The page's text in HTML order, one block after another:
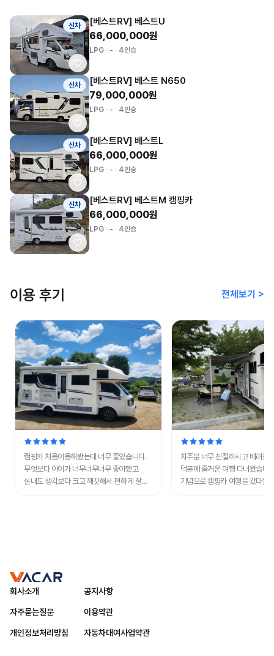
신차 [베스트RV] 베스트U
66,000,000원
LPG - 4인승
신차 [베스트RV] 베스트 N650
79,000,000원
LPG - 4인승
신차 [베스트RV] 베스트L
66,000,000원
LPG - 4인승
신차 [베스트RV] 베스트M 캠핑카
66,000,000원
LPG - 4인승
이용 후기 전체보기 >
캠핑카 처음이용해봤는데 너무 좋았습니다.
무엇보다 아이가 너무너무너무 좋아했고
실내도 생각보다 크고 깨끗해서 편하게 잘
차주분 너무 친절하시고 배려를
덕분에 즐거운 여행 다녀왔습니
기념으로 캠핑카 여행을 갔다왔
회사소개 공지사항
자주묻는질문 이용약관
개인정보처리방침 자동차대여사업약관